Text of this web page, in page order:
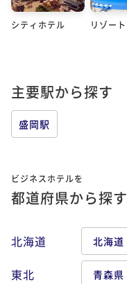
シティホテル リゾート
主要駅から探す
盛岡駅
ビジネスホテルを
都道府県から探す
北海道 北海道
東北 青森県